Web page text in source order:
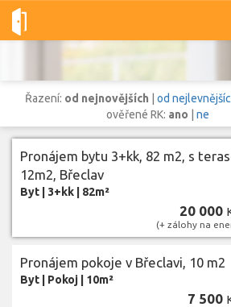
Dobré-nemovitosti.cz obec Břeclav,
Lokalita
obec Břeclav,
Lokalita
Cena
Řazení: od nejnovějších od
ověřené RK: ano ne
Pronájem bytu 3+kk, 82 m2, s
12m2, Břeclav
Byt 3+kk 82m²
20 000
(+ zálohy na
Pronájem pokoje v Břeclavi, 10 m2
Byt Pokoj 10m²
7 500